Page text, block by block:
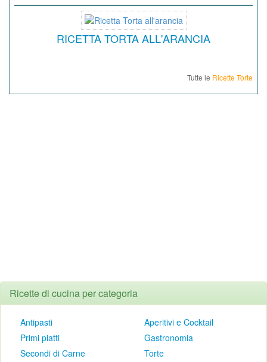
RICETTA TORTA ALL'ARANCIA
Tutte le Ricette Torte
Ricette di cucina per categoria
Antipasti
Primi piatti
Secondi di Carne
Aperitivi e Cocktail
Gastronomia
Torte